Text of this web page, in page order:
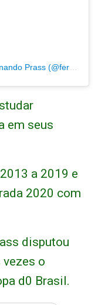
em seus
a 2019 e
2020 com
disputou
o
d0 Brasil.